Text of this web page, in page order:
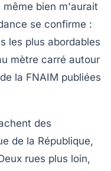
bien m'aurait
se confirme :
les plus abordables
mètre carré autour
la FNAIM publiées
des
de la République,
rues plus loin,